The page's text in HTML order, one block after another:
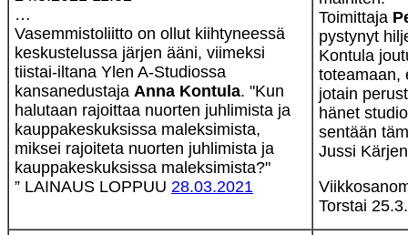
…
Vasemmistoliitto on ollut kiihtyneessä
keskustelussa järjen ääni, viimeksi
tiistai-iltana Ylen A-Studiossa
kansanedustaja Anna Kontula. "Kun
halutaan rajoittaa nuorten juhlimista ja
kauppakeskuksissa maleksimista,
miksei rajoiteta nuorten juhlimista ja
kauppakeskuksissa maleksimista?"
” LAINAUS LOPPUU 28.03.2021
Toimittaja
pystynyt
Kontula
toteamaan,
jotain
hänet
sentään
Jussi
Torstai